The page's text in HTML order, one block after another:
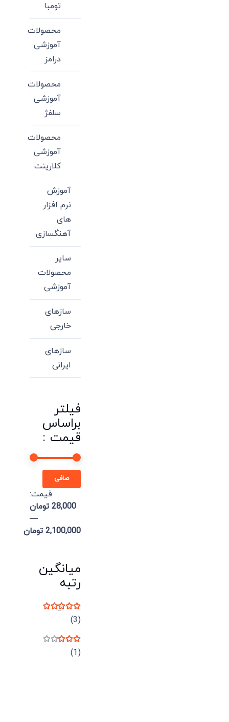
تومبا
محصولات
آموزشی
درامز
محصولات
آموزشی
سلفژ
محصولات
آموزشی
کلارینت
آموزش
نرم افزار
های
آهنگسازی
سایر
محصولات
آموزشی
سازهای
خارجی
سازهای
ایرانی
فیلتر
براساس
قیمت :
صافی
قيمت:
28,000 تومان
—
2,100,000 تومان
میانگین
رتبه
نمره(3)
نمره(1)